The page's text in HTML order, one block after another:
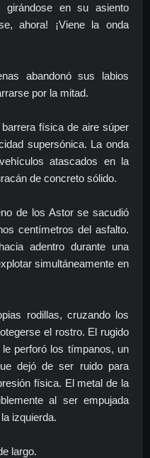
en su asiento
ahora! ¡Viene la onda
abandonó sus labios
por la mitad.
física de aire súper
supersónica. La onda
atascados en la
de concreto sólido.
de los Astor se sacudió
centímetros del asfalto.
adentro durante una
simultáneamente en
rodillas, cruzando los
el rostro. El rugido
perforó los tímpanos, un
dejó de ser ruido para
física. El metal de la
al ser empujada
izquierda.
largo.